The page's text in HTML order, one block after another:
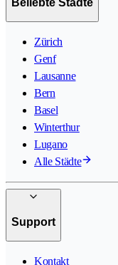
Zürich
Genf
Lausanne
Bern
Basel
Winterthur
Lugano
Alle Städte
Support
Kontakt